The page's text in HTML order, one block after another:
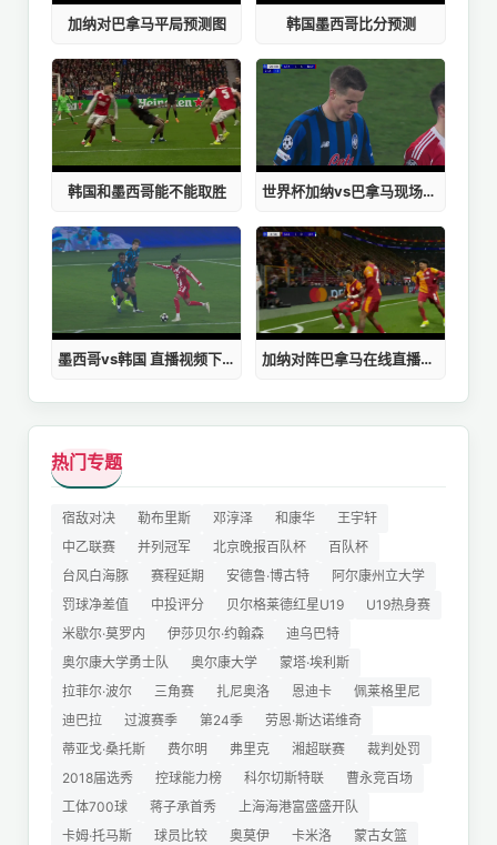
加纳对巴拿马平局预测图 韩国墨西哥比分预测
韩国和墨西哥能不能取胜 世界杯加纳vs巴拿马现场直播
墨西哥vs韩国 直播视频下载 加纳对阵巴拿马在线直播视频观看
热门专题
宿敌对决 勒布里斯 邓淳泽 和康华
王宇轩
中乙联赛
并列冠军 北京晚报百队杯
百队杯
台风白海豚
赛程延期 安德鲁·博古特
阿尔康州立大学
罚球净差值
中投评分 贝尔格莱德红星U19
U19热身赛
米歇尔·莫罗内
伊莎贝尔·约翰森
迪乌巴特
奥尔康大学勇士队
奥尔康大学
蒙塔·埃利斯
拉菲尔·波尔
三角赛 扎尼奥洛 恩迪卡
佩莱格里尼
迪巴拉
过渡赛季 第24季
劳恩·斯达诺维奇
蒂亚戈·桑托斯
费尔明 弗里克 湘超联赛
裁判处罚
2018届选秀
控球能力榜 科尔切斯特联
曹永竞百场
工体700球
蒋子承首秀
上海海港富盛盛开队
卡姆·托马斯
球员比较 奥莫伊 卡米洛
蒙古女篮